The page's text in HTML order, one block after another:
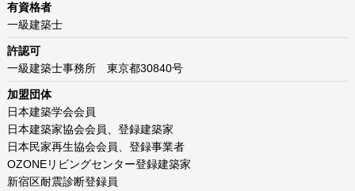
有資格者
一級建築士
許認可
一級建築士事務所 東京都30840号
加盟団体
日本建築学会会員
日本建築家協会会員、登録建築家
日本民家再生協会会員、登録事業者
OZONEリビングセンター登録建築家
新宿区耐震診断登録員